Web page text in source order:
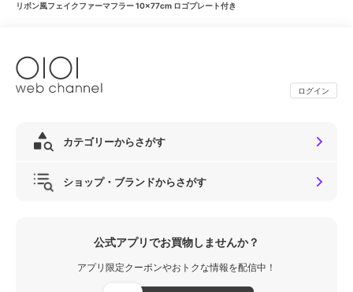
リボン風フェイクファーマフラー 10×77cm ロゴプレート付き
ログイン
カテゴリーからさがす
ショップ・ブランドからさがす
公式アプリでお買物しませんか？
アプリ限定クーポンやおトクな情報を配信中！